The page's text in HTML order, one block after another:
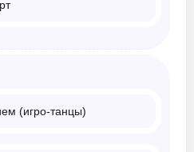
(игро-танцы)